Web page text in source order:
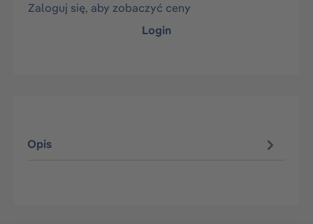
Zaloguj się, aby zobaczyć ceny
Login
Opis